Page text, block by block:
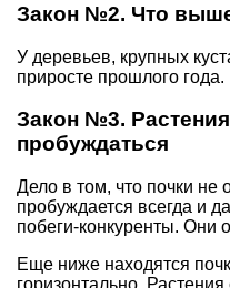
Закон №2. Что
У деревьев, крупных
приросте прошлого
Закон №3.
пробуждаться
Дело в том, что почки не
пробуждается всегда и
побеги-конкуренты. Они
Еще ниже находятся
горизонтально.